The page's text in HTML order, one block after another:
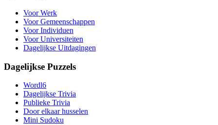
Voor Werk
Voor Gemeenschappen
Voor Individuen
Voor Universiteiten
Dagelijkse Uitdagingen
Dagelijkse Puzzels
Wordl6
Dagelijkse Trivia
Publieke Trivia
Door elkaar husselen
Mini Sudoku